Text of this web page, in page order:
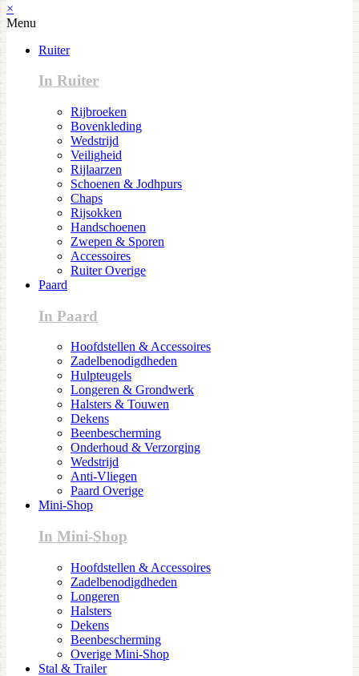
×
Menu
Ruiter
In Ruiter
Rijbroeken
Bovenkleding
Wedstrijd
Veiligheid
Rijlaarzen
Schoenen & Jodhpurs
Chaps
Rijsokken
Handschoenen
Zwepen & Sporen
Accessoires
Ruiter Overige
Paard
In Paard
Hoofdstellen & Accessoires
Zadelbenodigdheden
Hulpteugels
Longeren & Grondwerk
Halsters & Touwen
Dekens
Beenbescherming
Onderhoud & Verzorging
Wedstrijd
Anti-Vliegen
Paard Overige
Mini-Shop
In Mini-Shop
Hoofdstellen & Accessoires
Zadelbenodigdheden
Longeren
Halsters
Dekens
Beenbescherming
Overige Mini-Shop
Stal & Trailer